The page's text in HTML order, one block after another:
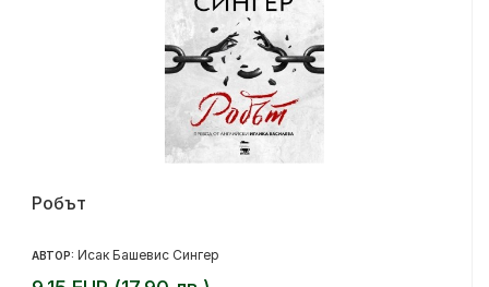
Робът
АВТОР: Исак Башевис Сингер